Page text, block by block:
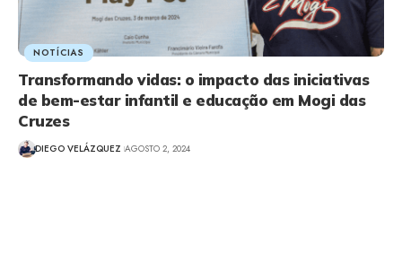
NOTÍCIAS
Transformando vidas: o impacto das iniciativas
de bem-estar infantil e educação em Mogi das
Cruzes
DIEGO VELÁZQUEZ AGOSTO 2, 2024